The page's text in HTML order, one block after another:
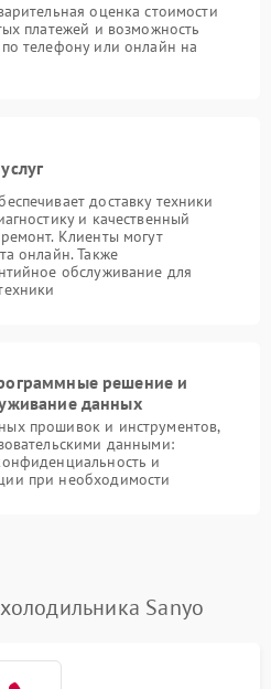
оценка стоимости
платежей и возможность
телефону или онлайн на
доставку техники
и качественный
Клиенты могут
онлайн. Также
обслуживание для
решение и
данных
прошивок и инструментов,
данными:
и
при необходимости
Sanyo